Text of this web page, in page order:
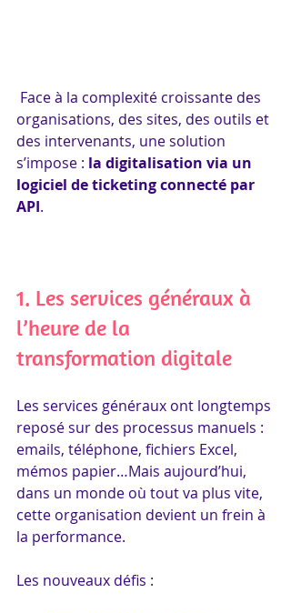
organisations, des sites, des outils et
des intervenants, une solution
s’impose : la digitalisation via un
logiciel de ticketing connecté par
API.
1. Les services généraux à
l’heure de la
transformation digitale
Les services généraux ont longtemps
reposé sur des processus manuels :
emails, téléphone, fichiers Excel,
mémos papier…Mais aujourd’hui,
dans un monde où tout va plus vite,
cette organisation devient un frein à
la performance.
Les nouveaux défis :